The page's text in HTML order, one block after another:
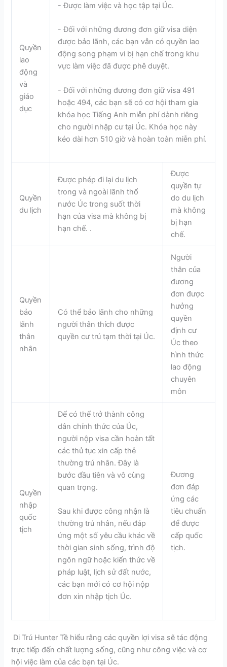
Quyền
lao
động
và
giáo
dục
- Được làm việc và học tập tại Úc.
- Đối với những đương đơn giữ visa diện
được bảo lãnh, các bạn vẫn có quyền lao
động song phạm vi bị hạn chế trong khu
vực làm việc đã được phê duyệt.
- Đối với những đương đơn giữ visa 491
hoặc 494, các bạn sẽ có cơ hội tham gia
khóa học Tiếng Anh miễn phí dành riêng
cho người nhập cư tại Úc. Khóa học này
kéo dài hơn 510 giờ và hoàn toàn miễn phí.
Quyền
du lịch
Được phép đi lại du lịch
trong và ngoài lãnh thổ
nước Úc trong suốt thời
hạn của visa mà không bị
hạn chế. .
Được
quyền tự
do du lịch
mà không
bị hạn
chế.
Quyền
bảo
lãnh
thân
nhân
Có thể bảo lãnh cho những
người thân thích được
quyền cư trú tạm thời tại Úc.
Người
thân của
đương
đơn được
hưởng
quyền
định cư
Úc theo
hình thức
lao động
chuyên
môn
Quyền
nhập
quốc
tịch
Để có thể trở thành công
dân chính thức của Úc,
người nộp visa cần hoàn tất
các thủ tục xin cấp thẻ
thường trú nhân. Đây là
bước đầu tiên và vô cùng
quan trọng.
Sau khi được công nhận là
thường trú nhân, nếu đáp
ứng một số yêu cầu khác về
thời gian sinh sống, trình độ
ngôn ngữ hoặc kiến thức về
pháp luật, lịch sử đất nước,
các bạn mới có cơ hội nộp
đơn xin nhập tịch Úc.
Đương
đơn đáp
ứng các
tiêu chuẩn
để được
cấp quốc
tịch.
Di Trú Hunter Tề hiểu rằng các quyền lợi visa sẽ tác động
trực tiếp đến chất lượng sống, cũng như công việc và cơ
hội việc làm của các bạn tại Úc.